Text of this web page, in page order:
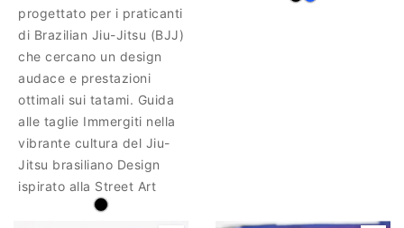
progettato per i praticanti
di Brazilian Jiu-Jitsu (BJJ)
che cercano un design
audace e prestazioni
ottimali sui tatami. Guida
alle taglie Immergiti nella
vibrante cultura del Jiu-
Jitsu brasiliano Design
ispirato alla Street Art